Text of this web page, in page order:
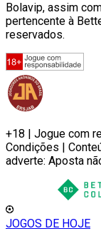
Bolavip, assim
pertencente à
reservados.
+18 | Jogue com
Condições |
adverte: Aposta
JOGOS DE HOJE